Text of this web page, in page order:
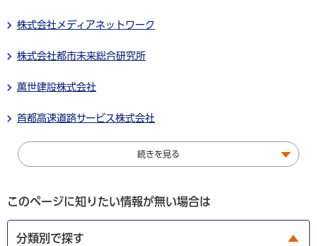
株式会社メディアネットワーク
株式会社都市未来総合研究所
萬世建設株式会社
首都高速道路サービス株式会社
続きを見る
このページに知りたい情報が無い場合は
分類別で探す